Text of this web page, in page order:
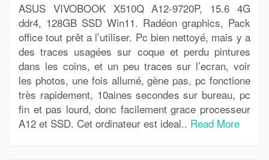
ASUS VIVOBOOK X510Q A12-9720P, 15.6 4G
ddr4, 128GB SSD Win11. Radéon graphics, Pack
office tout prêt a l’utiliser. Pc bien nettoyé, mais y a
des traces usagées sur coque et perdu pintures
dans les coins, et un peu traces sur l’ecran, voir
les photos, une fois allumé, gène pas, pc fonctione
très rapidement, 10aines secondes sur bureau, pc
fin et pas lourd, donc facilement grace processeur
A12 et SSD. Cet ordinateur est ideal.. Read More